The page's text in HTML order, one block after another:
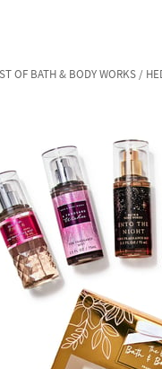
OF BATH & BODY WORKS /